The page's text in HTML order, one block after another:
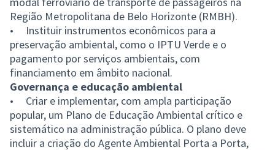
Região Metropolitana de Belo Horizonte (RMBH).
• Instituir instrumentos econômicos para a
preservação ambiental, como o IPTU Verde e o
pagamento por serviços ambientais, com
financiamento em âmbito nacional.
Governança e educação ambiental
• Criar e implementar, com ampla participação
popular, um Plano de Educação Ambiental crítico e
sistemático na administração pública. O plano deve
incluir a criação do Agente Ambiental Porta a Porta,